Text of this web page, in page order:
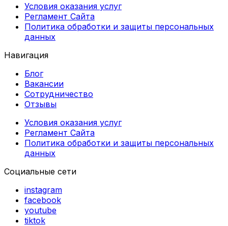
Условия оказания услуг
Регламент Сайта
Политика обработки и защиты персональных
данных
Навигация
Блог
Вакансии
Сотрудничество
Отзывы
Условия оказания услуг
Регламент Сайта
Политика обработки и защиты персональных
данных
Социальные сети
instagram
facebook
youtube
tiktok